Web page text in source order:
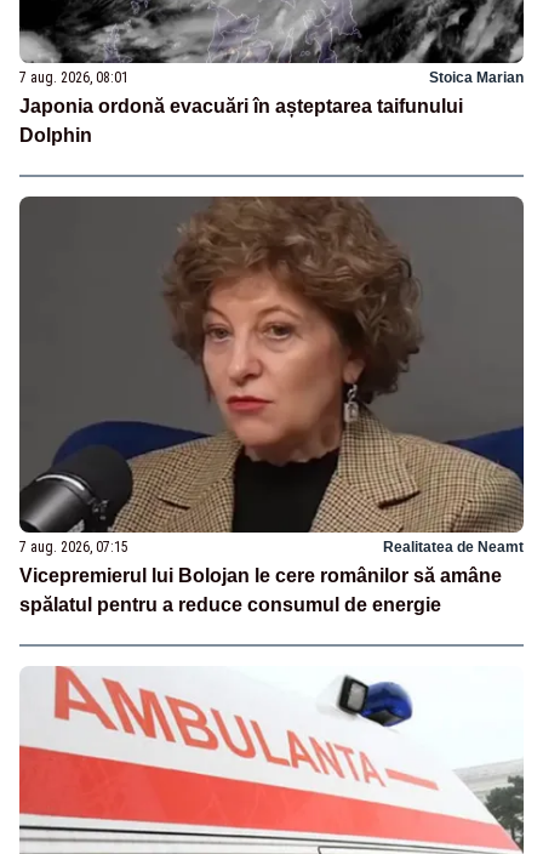
7 aug. 2026, 08:01 Stoica Marian
Japonia ordonă evacuări în așteptarea taifunului
Dolphin
7 aug. 2026, 07:15 Realitatea de Neamt
Vicepremierul lui Bolojan le cere românilor să amâne
spălatul pentru a reduce consumul de energie